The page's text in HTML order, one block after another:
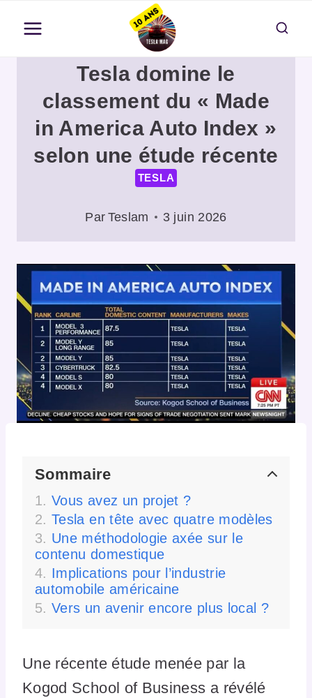
contenu
Tesla domine le
classement du « Made
in America Auto Index »
selon une étude récente
TESLA
Par Teslam 3 juin 2026
Sommaire
Vous avez un projet ?
Tesla en tête avec quatre modèles
Une méthodologie axée sur le
contenu domestique
Implications pour l’industrie
automobile américaine
Vers un avenir encore plus local ?
Une récente étude menée par la
Kogod School of Business a révélé